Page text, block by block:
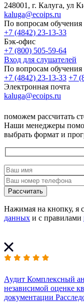
248001, г. Калуга, ул
kaluga@ecoips.ru
По вопросам обучения
+7 (4842) 23-13-33
Бэк-офис
+7 (800) 505-59-64
Вход для слушателей
По вопросам обучения
+7 (4842) 23-13-33 +7
Электронная почта
kaluga@ecoips.ru
поможем рассчитать
Наши менеджеры
выбрать формат и
Рассчитать
Нажимая на кнопку, я
данных и с правилами
Аудит Комплексный
независимой оценке
документации